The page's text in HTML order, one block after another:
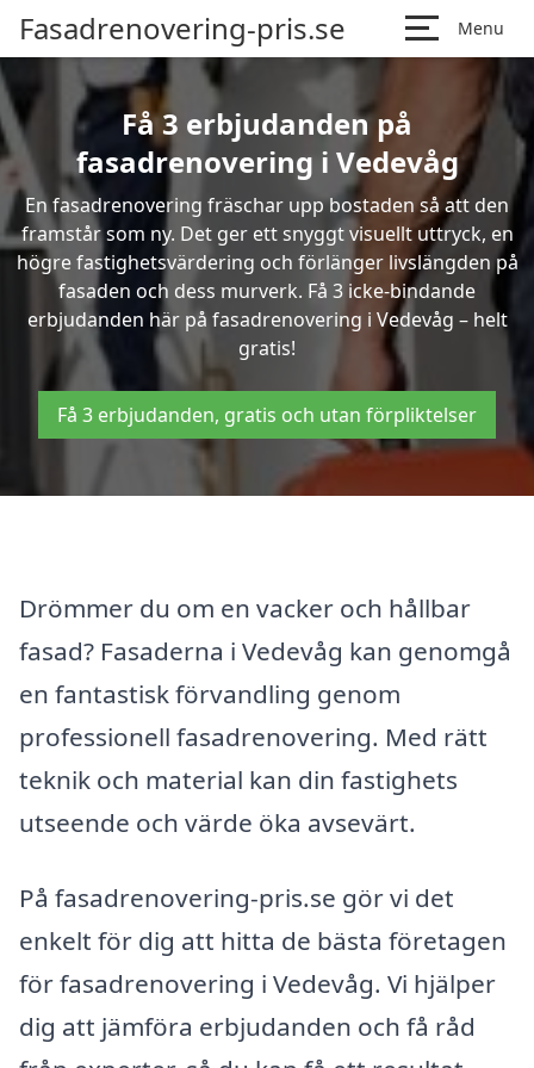
Fasadrenovering-pris.se Menu
Få 3 erbjudanden på
fasadrenovering i Vedevåg
En fasadrenovering fräschar upp bostaden så att den
framstår som ny. Det ger ett snyggt visuellt uttryck, en
högre fastighetsvärdering och förlänger livslängden på
fasaden och dess murverk. Få 3 icke-bindande
erbjudanden här på fasadrenovering i Vedevåg – helt
gratis!
Få 3 erbjudanden, gratis och utan förpliktelser
Drömmer du om en vacker och hållbar
fasad? Fasaderna i Vedevåg kan genomgå
en fantastisk förvandling genom
professionell fasadrenovering. Med rätt
teknik och material kan din fastighets
utseende och värde öka avsevärt.
På fasadrenovering-pris.se gör vi det
enkelt för dig att hitta de bästa företagen
för fasadrenovering i Vedevåg. Vi hjälper
dig att jämföra erbjudanden och få råd